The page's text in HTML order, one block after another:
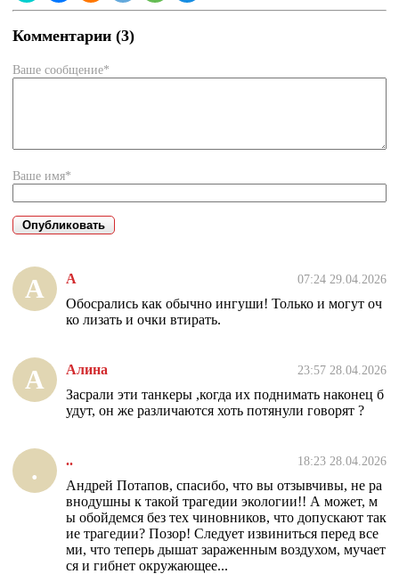
Комментарии (3)
Ваше сообщение*
Ваше имя*
А А 07:24 29.04.2026
Обосрались как обычно ингуши! Только и могут оч
ко лизать и очки втирать.
А Алина 23:57 28.04.2026
Засрали эти танкеры ,когда их поднимать наконец б
удут, он же различаются хоть потянули говорят ?
. .. 18:23 28.04.2026
Андрей Потапов, спасибо, что вы отзывчивы, не ра
внодушны к такой трагедии экологии!! А может, м
ы обойдемся без тех чиновников, что допускают так
ие трагедии? Позор! Следует извиниться перед все
ми, что теперь дышат зараженным воздухом, мучает
ся и гибнет окружающее...